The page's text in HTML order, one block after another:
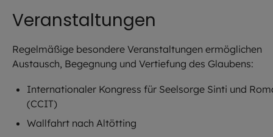
Veranstaltungen
Regelmäßige besondere Veranstaltungen ermöglichen
Austausch, Begegnung und Vertiefung des Glaubens:
Internationaler Kongress für Seelsorge Sinti und
(CCIT)
Wallfahrt nach Altötting